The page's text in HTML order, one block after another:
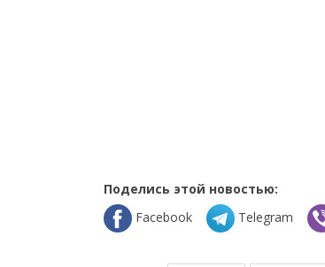
Поделись этой новостью:
Facebook
Telegram